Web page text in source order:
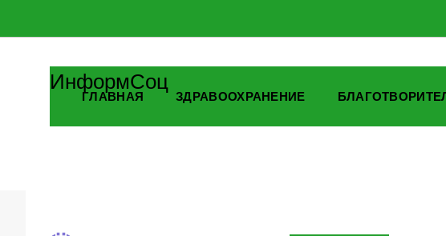
ИнформСоц
ГЛАВНАЯ ЗДРАВООХРАНЕНИЕ